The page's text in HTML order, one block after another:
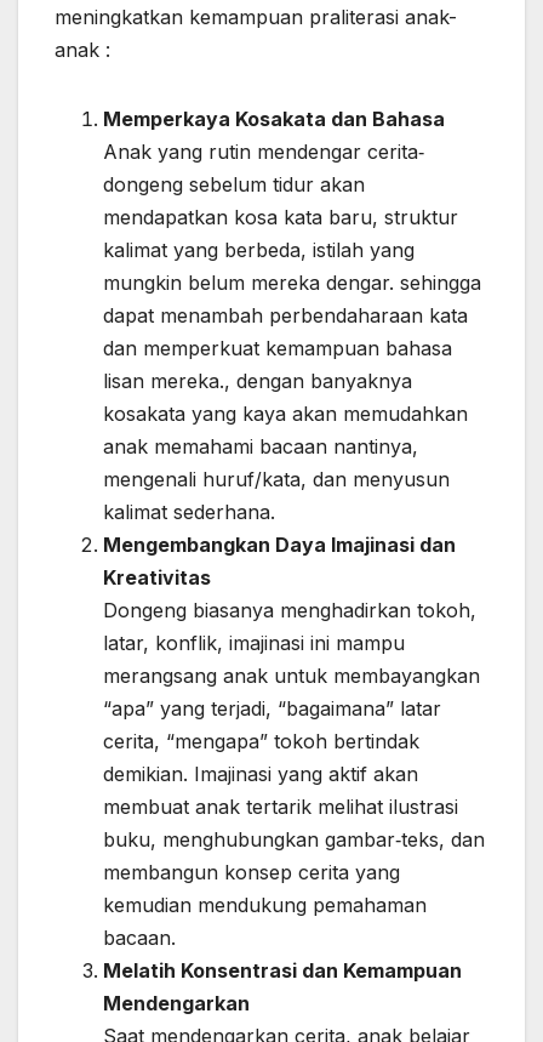
meningkatkan kemampuan praliterasi anak-
anak :
Memperkaya Kosakata dan Bahasa
Anak yang rutin mendengar cerita‐
dongeng sebelum tidur akan
mendapatkan kosa kata baru, struktur
kalimat yang berbeda, istilah yang
mungkin belum mereka dengar. sehingga
dapat menambah perbendaharaan kata
dan memperkuat kemampuan bahasa
lisan mereka., dengan banyaknya
kosakata yang kaya akan memudahkan
anak memahami bacaan nantinya,
mengenali huruf/kata, dan menyusun
kalimat sederhana.
Mengembangkan Daya Imajinasi dan
Kreativitas
Dongeng biasanya menghadirkan tokoh,
latar, konflik, imajinasi ini mampu
merangsang anak untuk membayangkan
“apa” yang terjadi, “bagaimana” latar
cerita, “mengapa” tokoh bertindak
demikian. Imajinasi yang aktif akan
membuat anak tertarik melihat ilustrasi
buku, menghubungkan gambar‐teks, dan
membangun konsep cerita yang
kemudian mendukung pemahaman
bacaan.
Melatih Konsentrasi dan Kemampuan
Mendengarkan
Saat mendengarkan cerita, anak belajar